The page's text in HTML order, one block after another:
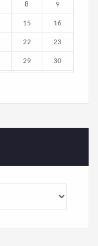
8 9
15 16
22 23
29 30